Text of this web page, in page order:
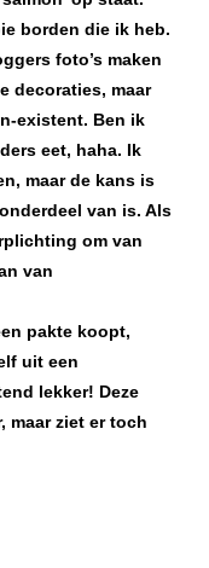
borden die ik heb.
foto’s maken
decoraties, maar
existent. Ben ik
eet, haha. Ik
maar de kans is
van is. Als
om van
van
pakte koopt,
uit een
lekker! Deze
maar ziet er toch